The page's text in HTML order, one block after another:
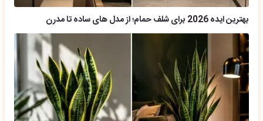
بهترین ایده 2026 برای شلف حمام؛ از مدل های ساده تا مدرن